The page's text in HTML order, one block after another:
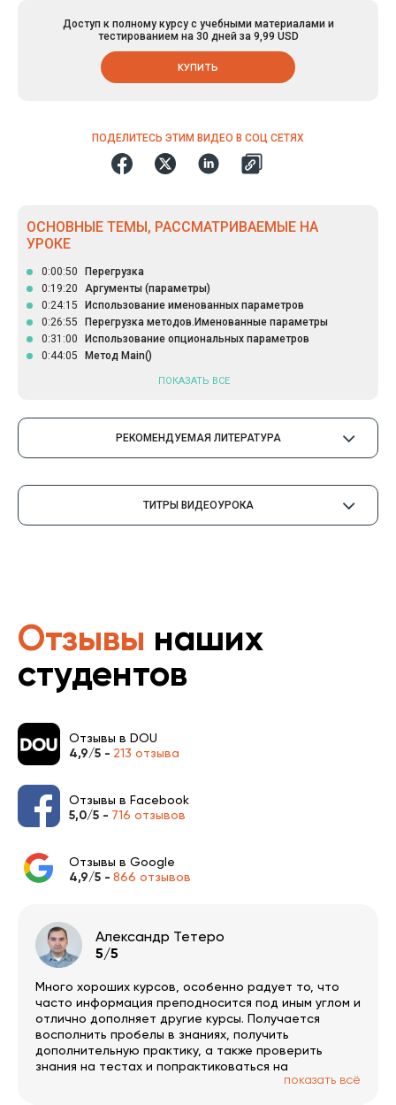
ПОДЕЛИТЕСЬ ЭТИМ ВИДЕО В СОЦ СЕТЯХ
Доступ к полному курсу с учебными материалами и
тестированием на 30 дней за 9,99 USD
КУПИТЬ
ОСНОВНЫЕ ТЕМЫ, РАССМАТРИВАЕМЫЕ НА
УРОКЕ
0:00:50
Перегрузка
0:19:20
Аргументы (параметры)
0:24:15
Использование именованных параметров
0:26:55
Перегрузка методов.Именованные параметры
0:31:00
Использование опциональных параметров
0:44:05
Метод Main()
ПОКАЗАТЬ ВСЕ
РЕКОМЕНДУЕМАЯ ЛИТЕРАТУРА
ТИТРЫ ВИДЕОУРОКА
Отзывы наших
студентов
Отзывы в DOU
4,9/5 - 213 отзыва
Отзывы в Facebook
5,0/5 - 716 отзывов
Отзывы в Google
4,9/5 - 866 отзывов
Александр Тетеро
5/5
Много хороших курсов, особенно радует то, что
часто информация преподносится под иным углом и
отлично дополняет другие курсы. Получается
восполнить пробелы в знаниях, получить
дополнительную практику, а также проверить
знания на тестах и попрактиковаться на
тренажерах. Отдельно приятно наличие системы
показать всё